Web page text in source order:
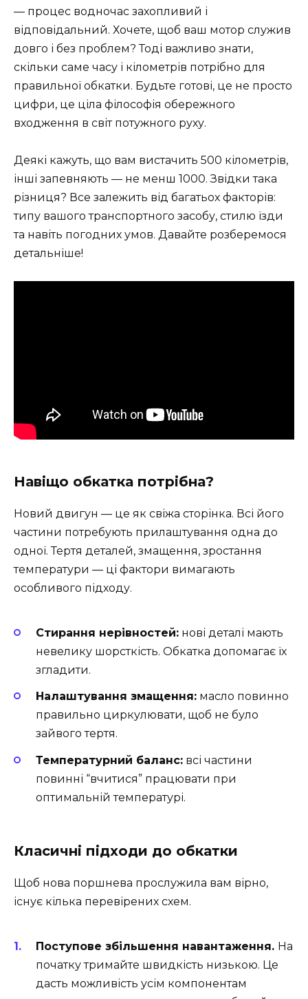
— процес водночас захопливий і
відповідальний. Хочете, щоб ваш мотор служив
довго і без проблем? Тоді важливо знати,
скільки саме часу і кілометрів потрібно для
правильної обкатки. Будьте готові, це не просто
цифри, це ціла філософія обережного
входження в світ потужного руху.
Деякі кажуть, що вам вистачить 500 кілометрів,
інші запевняють — не менш 1000. Звідки така
різниця? Все залежить від багатьох факторів:
типу вашого транспортного засобу, стилю їзди
та навіть погодних умов. Давайте розберемося
детальніше!
Навіщо обкатка потрібна?
Новий двигун — це як свіжа сторінка. Всі його
частини потребують прилаштування одна до
одної. Тертя деталей, змащення, зростання
температури — ці фактори вимагають
особливого підходу.
Стирання нерівностей: нові деталі мають
невелику шорсткість. Обкатка допомагає їх
згладити.
Налаштування змащення: масло повинно
правильно циркулювати, щоб не було
зайвого тертя.
Температурний баланс: всі частини
повинні “вчитися” працювати при
оптимальній температурі.
Класичні підходи до обкатки
Щоб нова поршнева прослужила вам вірно,
існує кілька перевірених схем.
Поступове збільшення навантаження. На
початку тримайте швидкість низькою. Це
дасть можливість усім компонентам